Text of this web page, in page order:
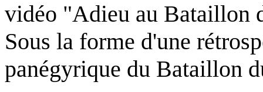
vidéo "Adieu au Bataillon
Sous la forme d'une
panégyrique du Bataillon